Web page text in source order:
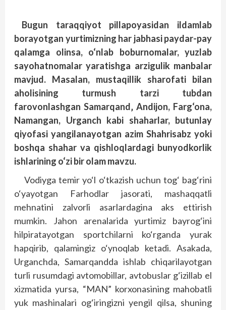
Bugun taraqqiyot pillapoyasidan ildamlab
borayotgan yurtimizning har jabhasi paydar-pay
qalamga olinsa, o‘nlab boburnomalar, yuzlab
sayohatnomalar yaratishga arzigulik manbalar
mavjud. Masalan, mustaqillik sharofati bilan
aholisining turmush tarzi tubdan
farovonlashgan Samarqand‚ Andijon, Farg‘ona,
Namangan, Urganch kabi shaharlar, butunlay
qiyofasi yangilanayotgan azim Shahrisabz yoki
boshqa shahar va qishloqlardagi bunyodkorlik
ishlarining o‘zi bir olam mavzu.
Vodiyga temir yo‘l o‘tkazish uchun tog‘ bag‘rini
o‘yayotgan Farhodlar jasorati, mashaqqatli
mehnatini zalvorli asarlardagina aks ettirish
mumkin. Jahon arenalarida yurtimiz bayrog‘ini
hilpiratayotgan sportchilarni ko‘rganda yurak
hapqirib, qalamingiz o‘ynoqlab ketadi. Asakada,
Urganchda, Samarqandda ishlab chiqarilayotgan
turli rusumdagi avtomobillar, avtobuslar g‘izillab el
xizmatida yursa, “MAN” korxonasining mahobatli
yuk mashinalari og‘iringizni yengil qilsa, shuning